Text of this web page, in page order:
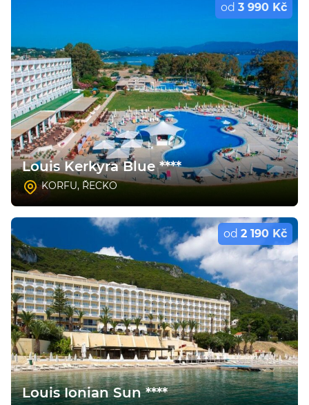
od 3 990 Kč
Louis Kerkyra Blue ****
KORFU, ŘECKO
od 2 190 Kč
Louis Ionian Sun ****